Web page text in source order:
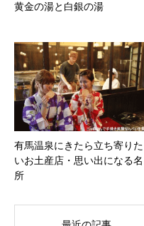
黄金の湯と白銀の湯
有馬温泉にきたら立ち寄りた
いお土産店・思い出になる名
所